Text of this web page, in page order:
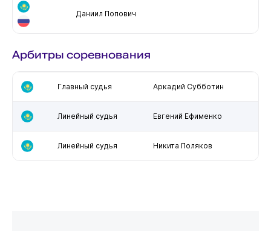
Даниил Попович
Арбитры соревнования
Главный судья Аркадий Субботин
Линейный судья Евгений Ефименко
Линейный судья Никита Поляков